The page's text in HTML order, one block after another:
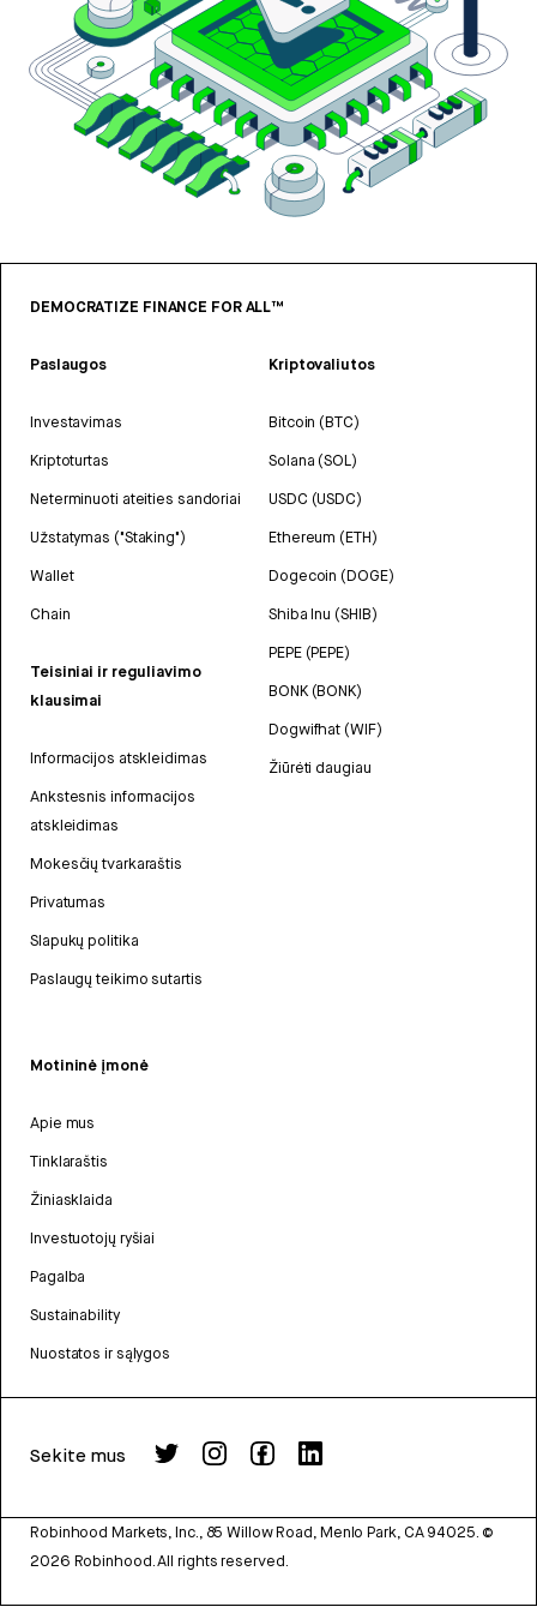
DEMOCRATIZE FINANCE FOR ALL™
Paslaugos
Investavimas
Kriptoturtas
Neterminuoti ateities sandoriai
Užstatymas ("Staking")
Wallet
Chain
Teisiniai ir reguliavimo
klausimai
Informacijos atskleidimas
Ankstesnis informacijos
atskleidimas
Mokesčių tvarkaraštis
Privatumas
Slapukų politika
Paslaugų teikimo sutartis
Kriptovaliutos
Bitcoin (BTC)
Solana (SOL)
USDC (USDC)
Ethereum (ETH)
Dogecoin (DOGE)
Shiba Inu (SHIB)
PEPE (PEPE)
BONK (BONK)
Dogwifhat (WIF)
Žiūrėti daugiau
Motininė įmonė
Apie mus
Tinklaraštis
Žiniasklaida
Investuotojų ryšiai
Pagalba
Sustainability
Nuostatos ir sąlygos
Sekite mus
Robinhood Markets, Inc., 85 Willow Road, Menlo Park, CA 94025. ©
2026 Robinhood. All rights reserved.